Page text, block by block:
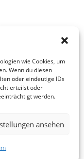
wie Cookies, um
Wenn du diesen
oder eindeutige IDs
erteilst oder
werden.
ansehen
g